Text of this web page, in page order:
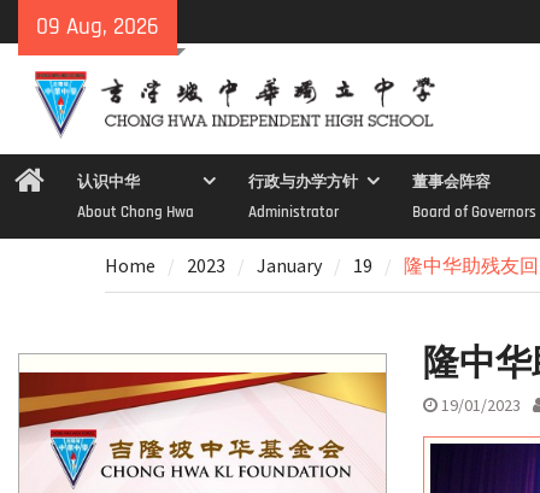
to
content
09 Aug, 2026
Home认识中华
About Chong Hwa
行政与办学方针
Administrator
董事会阵容
Board of Governors
Home 2023 January 19 隆中华助残友
隆中
19/01/2023